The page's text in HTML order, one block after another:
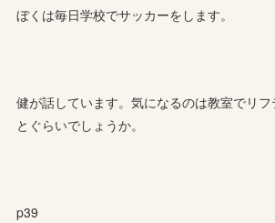
ぼくは毎日学校でサッカーをします。
健が話しています。気になるのは教室でリ
とぐらいでしょうか。
p39